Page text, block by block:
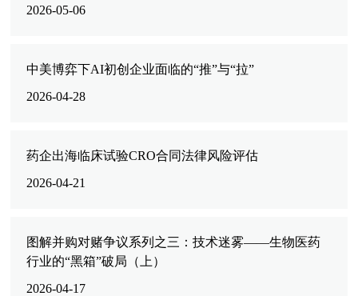
2026-05-06
中美博弈下AI初创企业面临的“推”与“拉”
2026-04-28
药企出海临床试验CRO合同法律风险评估
2026-04-21
图解并购对赌争议系列之三：技术迷雾——生物医药
行业的“黑箱”破局（上）
2026-04-17